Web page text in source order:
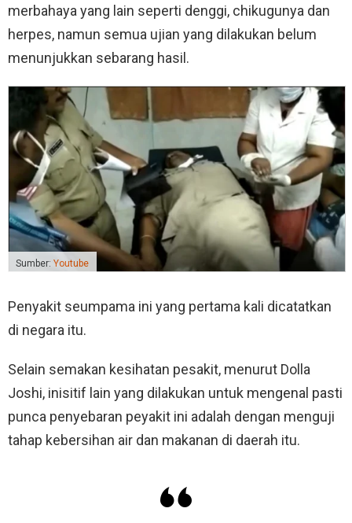
merbahaya yang lain seperti denggi, chikugunya dan
herpes, namun semua ujian yang dilakukan belum
menunjukkan sebarang hasil.
Sumber: Youtube
Penyakit seumpama ini yang pertama kali dicatatkan
di negara itu.
Selain semakan kesihatan pesakit, menurut Dolla
Joshi, inisitif lain yang dilakukan untuk mengenal pasti
punca penyebaran peyakit ini adalah dengan menguji
tahap kebersihan air dan makanan di daerah itu.